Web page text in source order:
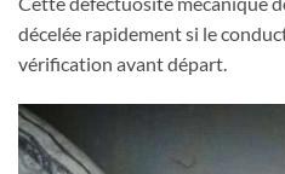
décelée rapidement si le
vérification avant départ.